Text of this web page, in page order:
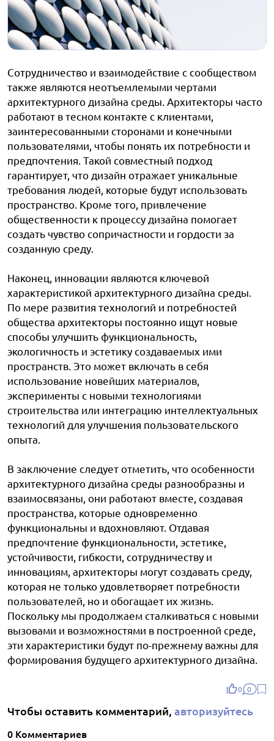
Сотрудничество и взаимодействие с сообществом
также являются неотъемлемыми чертами
архитектурного дизайна среды. Архитекторы часто
работают в тесном контакте с клиентами,
заинтересованными сторонами и конечными
пользователями, чтобы понять их потребности и
предпочтения. Такой совместный подход
гарантирует, что дизайн отражает уникальные
требования людей, которые будут использовать
пространство. Кроме того, привлечение
общественности к процессу дизайна помогает
создать чувство сопричастности и гордости за
созданную среду.
Наконец, инновации являются ключевой
характеристикой архитектурного дизайна среды.
По мере развития технологий и потребностей
общества архитекторы постоянно ищут новые
способы улучшить функциональность,
экологичность и эстетику создаваемых ими
пространств. Это может включать в себя
использование новейших материалов,
эксперименты с новыми технологиями
строительства или интеграцию интеллектуальных
технологий для улучшения пользовательского
опыта.
В заключение следует отметить, что особенности
архитектурного дизайна среды разнообразны и
взаимосвязаны, они работают вместе, создавая
пространства, которые одновременно
функциональны и вдохновляют. Отдавая
предпочтение функциональности, эстетике,
устойчивости, гибкости, сотрудничеству и
инновациям, архитекторы могут создавать среду,
которая не только удовлетворяет потребности
пользователей, но и обогащает их жизнь.
Поскольку мы продолжаем сталкиваться с новыми
вызовами и возможностями в построенной среде,
эти характеристики будут по-прежнему важны для
формирования будущего архитектурного дизайна.
0 0
Чтобы оставить комментарий, авторизуйтесь
0 Комментариев